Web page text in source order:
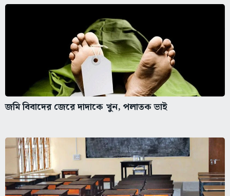
জমি বিবাদের জেরে দাদাকে খুন, পলাতক ভাই